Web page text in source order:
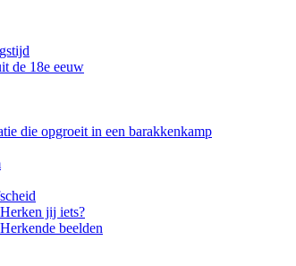
de 18e eeuw
die opgroeit in een barakkenkamp
jij iets?
beelden